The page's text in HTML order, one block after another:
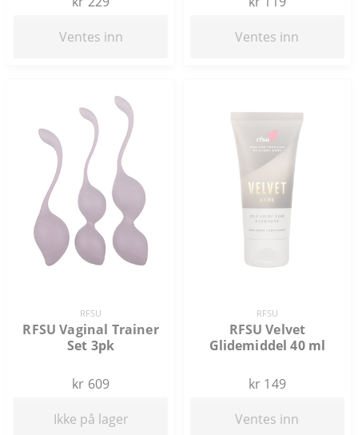
Ventes inn Ventes inn
RFSU
RFSU Vaginal Trainer
Set 3pk
kr 609
Ikke på lager
RFSU
RFSU Velvet
Glidemiddel 40 ml
kr 149
Ventes inn